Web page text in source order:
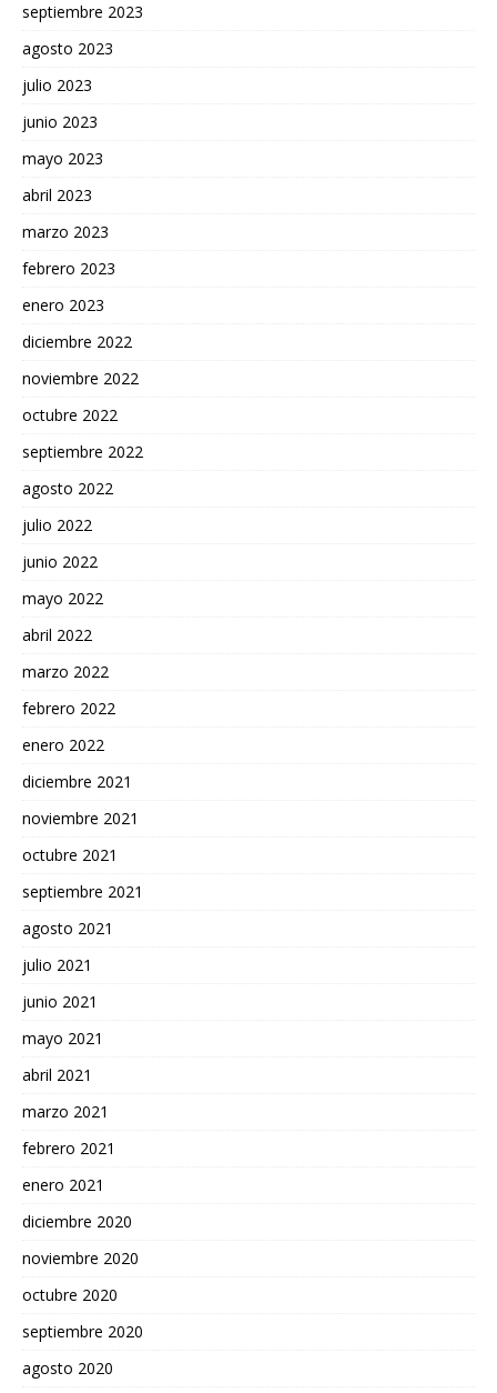
septiembre 2023
agosto 2023
julio 2023
junio 2023
mayo 2023
abril 2023
marzo 2023
febrero 2023
enero 2023
diciembre 2022
noviembre 2022
octubre 2022
septiembre 2022
agosto 2022
julio 2022
junio 2022
mayo 2022
abril 2022
marzo 2022
febrero 2022
enero 2022
diciembre 2021
noviembre 2021
octubre 2021
septiembre 2021
agosto 2021
julio 2021
junio 2021
mayo 2021
abril 2021
marzo 2021
febrero 2021
enero 2021
diciembre 2020
noviembre 2020
octubre 2020
septiembre 2020
agosto 2020